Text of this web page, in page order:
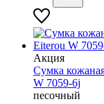
Акция
Сумка
W 7059-6j
песочный